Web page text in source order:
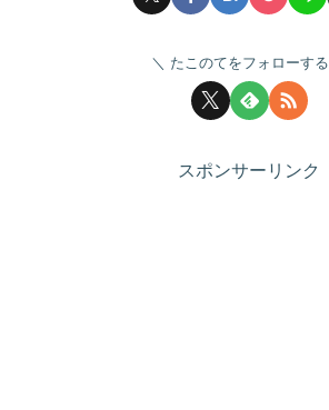
たこのてをフォローする
スポンサーリンク